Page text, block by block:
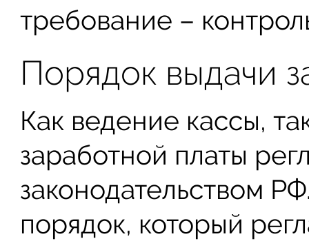
требование –
Порядок выдачи
Как ведение кассы,
заработной платы
законодательством
порядок, который